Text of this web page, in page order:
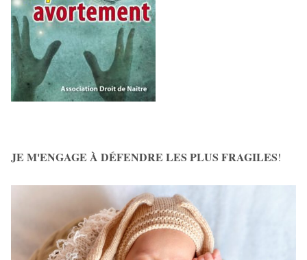
JE M'ENGAGE À DÉFENDRE LES PLUS FRAGILES!